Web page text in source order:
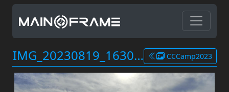
IMG_20230819_163020.jpg CCCamp2023